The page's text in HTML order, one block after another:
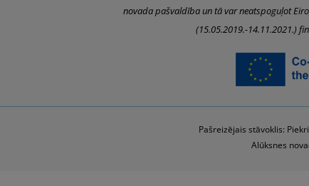
novada pašvaldība un tā var neatspoguļot
(15.05.2019.-14.11.2021.)
Pašreizējais stāvoklis:
Alūksnes